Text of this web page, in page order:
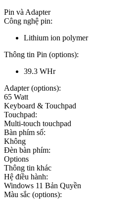
Pin và Adapter
Công nghệ pin:
Lithium ion polymer
Thông tin Pin (options):
39.3 WHr
Adapter (options):
65 Watt
Keyboard & Touchpad
Touchpad:
Multi-touch touchpad
Bàn phím số:
Không
Đèn bàn phím:
Options
Thông tin khác
Hệ điều hành:
Windows 11 Bản Quyền
Màu sắc (options):